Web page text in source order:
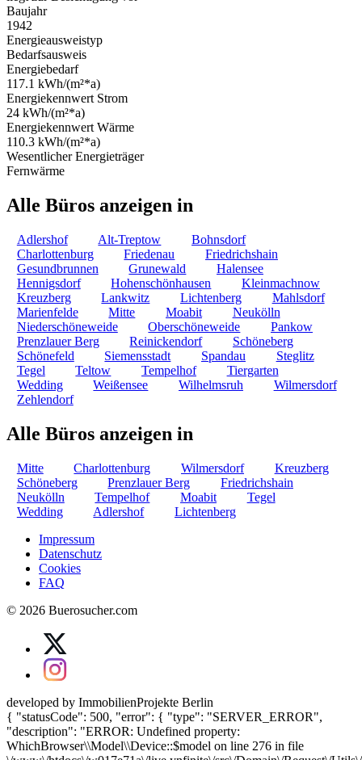
Baujahr
1942
Energieausweistyp
Bedarfsausweis
Energiebedarf
117.1 kWh/(m²*a)
Energiekennwert Strom
24 kWh/(m²*a)
Energiekennwert Wärme
110.3 kWh/(m²*a)
Wesentlicher Energieträger
Fernwärme
Alle Büros anzeigen in
Adlershof Alt-Treptow
Bohnsdorf
Charlottenburg
Friedenau
Friedrichshain
Gesundbrunnen
Grunewald
Halensee
Hennigsdorf
Hohenschönhausen
Kleinmachnow
Kreuzberg
Lankwitz Lichtenberg
Mahlsdorf
Marienfelde
Mitte Moabit
Neukölln
Niederschöneweide
Oberschöneweide
Pankow
Prenzlauer Berg
Reinickendorf
Schöneberg
Schönefeld
Siemensstadt Spandau
Steglitz
Tegel
Teltow Tempelhof
Tiergarten
Wedding
Weißensee Wilhelmsruh
Wilmersdorf
Zehlendorf
Alle Büros anzeigen in
Mitte Charlottenburg Wilmersdorf
Kreuzberg
Schöneberg
Prenzlauer Berg
Friedrichshain
Neukölln
Tempelhof Moabit
Tegel
Wedding
Adlershof
Lichtenberg
Impressum
Datenschutz
Cookies
FAQ
© 2026 Buerosucher.com
developed by ImmobilienProjekte Berlin
{ "statusCode": 500, "error": { "type": "SERVER_ERROR",
"description": "ERROR: Undefined property:
WhichBrowser\\Model\\Device::$model on line 276 in file